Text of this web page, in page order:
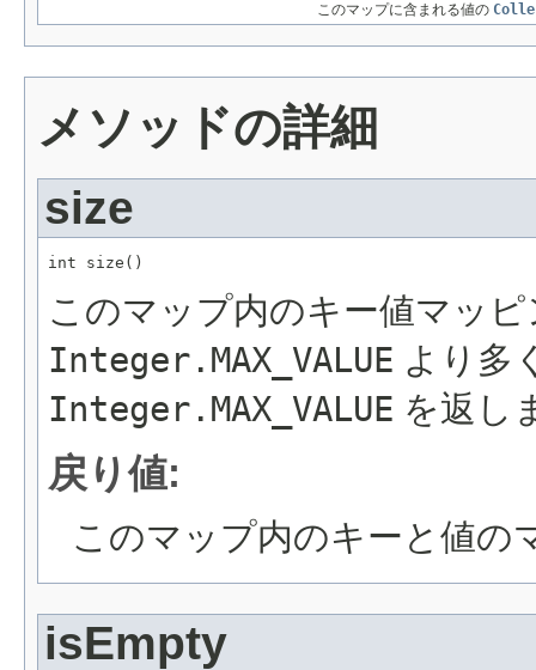
このマップに含まれる値の
メソッドの詳細
size
int size()
このマップ内のキー値マッ
Integer.MAX_VALUE より多
Integer.MAX_VALUE を返し
戻り値:
このマップ内のキーと値の
isEmpty